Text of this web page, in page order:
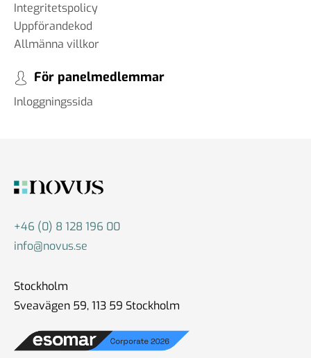
Integritetspolicy
Uppförandekod
Allmänna villkor
För panelmedlemmar
Inloggningssida
+46 (0) 8 128 196 00
info@novus.se
Stockholm
Sveavägen 59, 113 59 Stockholm